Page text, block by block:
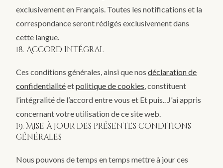
exclusivement en Français. Toutes les notifications et la
correspondance seront rédigés exclusivement dans
cette langue.
18. Accord intégral
Ces conditions générales, ainsi que nosdéclaration de
confidentialitéetpolitique de cookies, constituent
l’intégralité de l’accord entre vous et Et puis.. J'ai appris
concernant votre utilisation de ce site web.
19. Mise à jour des présentes conditions
générales
Nous pouvons de temps en temps mettre à jour ces